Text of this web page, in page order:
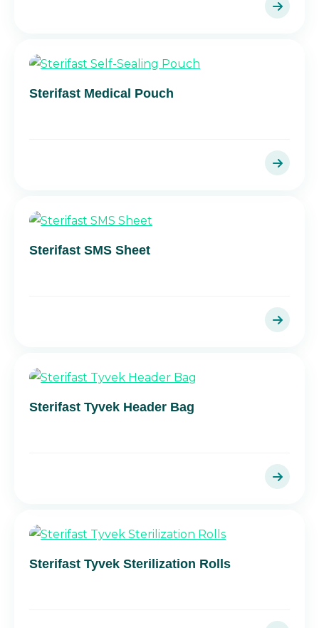
Sterifast Medical Pouch
Sterifast SMS Sheet
Sterifast Tyvek Header Bag
Sterifast Tyvek Sterilization Rolls